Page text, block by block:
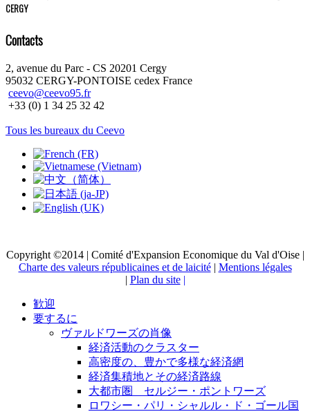
CERGY
Contacts
2, avenue du Parc - CS 20201 Cergy
95032 CERGY-PONTOISE cedex France
ceevo@ceevo95.fr
+33 (0) 1 34 25 32 42
Tous les bureaux du Ceevo
Copyright ©2014 | Comité d'Expansion Economique du Val d'Oise |
Charte des valeurs républicaines et de laicité| Mentions légales
| Plan du site |
歓迎
要するに
ヴァルドワーズの肖像
経済活動のクラスター
高密度の、豊かで多様な経済網
経済集積地とその経済路線
大都市圏 セルジー・ポントワーズ
ロワシー・パリ・シャルル・ド・ゴール国